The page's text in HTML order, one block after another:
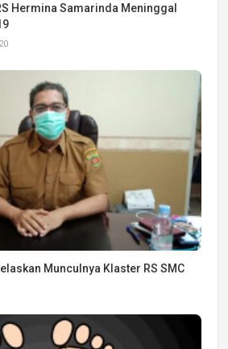
Hermina Samarinda Meninggal
Munculnya Klaster RS SMC